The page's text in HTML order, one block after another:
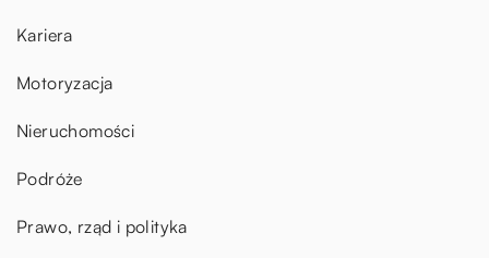
Kariera
Motoryzacja
Nieruchomości
Podróże
Prawo, rząd i polityka